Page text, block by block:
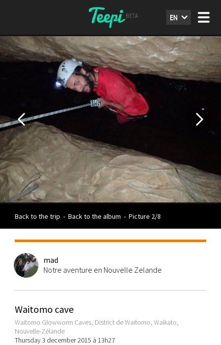
EN
Back to the trip - Back to the album - Picture 2/8
mad
Notre aventure en Nouvelle Zelande
Waitomo cave
Waitomo Glowworm Caves, District de Waitomo, Waikato,
Nouvelle-Zélande
Thursday 3 december 2015 à 13h27